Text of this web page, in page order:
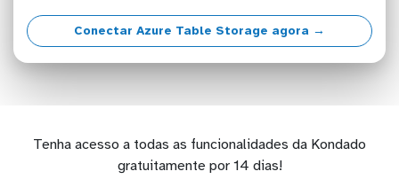
Conectar Azure Table Storage agora →
Tenha acesso a todas as funcionalidades da Kondado
gratuitamente por 14 dias!